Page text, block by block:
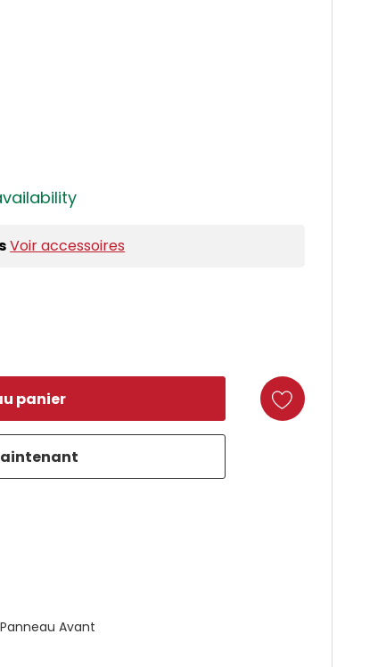
Voir accessoires
Panneau Avant